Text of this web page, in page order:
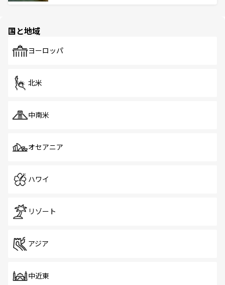
で、ホーカーズは地元の風情を楽しめる外せないスポット
国と地域
ヨーロッパ
北米
中南米
オセアニア
ハワイ
リゾート
アジア
中近東